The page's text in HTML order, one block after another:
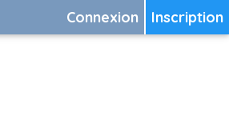
Inscription
Connexion